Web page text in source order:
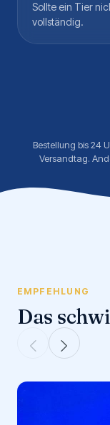
Sollte ein Tier
vollständig.
Bestellung bis 24
Versandtag.
EMPFEHLUNG
Das